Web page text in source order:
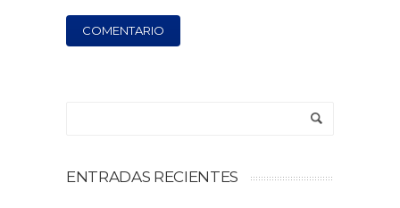
ENTRADAS RECIENTES